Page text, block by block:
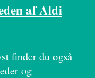
af Aldi
finder du også
og